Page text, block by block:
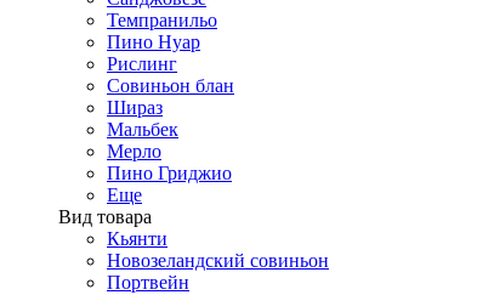
Темпранильо
Пино Нуар
Рислинг
Совиньон блан
Шираз
Мальбек
Мерло
Пино Гриджио
Еще
Вид товара
Кьянти
Новозеландский совиньон
Портвейн